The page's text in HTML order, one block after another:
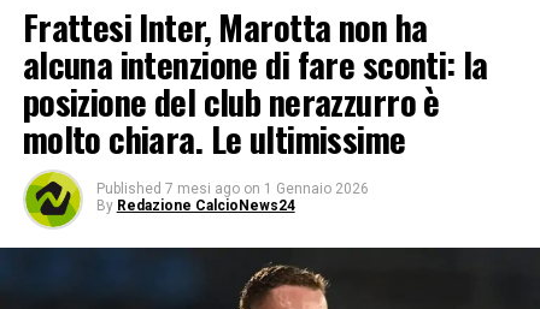
Frattesi Inter, Marotta non ha
alcuna intenzione di fare sconti: la
posizione del club nerazzurro è
molto chiara. Le ultimissime
Published 7 mesi ago on 1 Gennaio 2026
By Redazione CalcioNews24